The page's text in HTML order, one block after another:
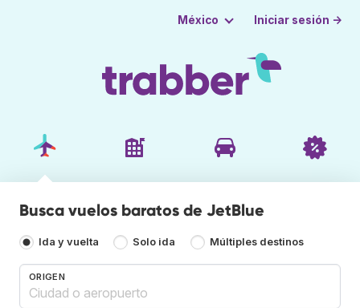
México Iniciar sesión →
Busca vuelos baratos de JetBlue
Ida y vuelta Solo ida Múltiples destinos
ORIGEN